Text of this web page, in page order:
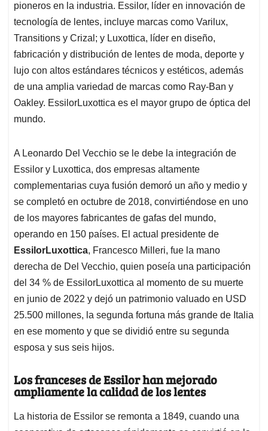
pioneros en la industria. Essilor, líder en innovación de
tecnología de lentes, incluye marcas como Varilux,
Transitions y Crizal; y Luxottica, líder en diseño,
fabricación y distribución de lentes de moda, deporte y
lujo con altos estándares técnicos y estéticos, además
de una amplia variedad de marcas como Ray-Ban y
Oakley. EssilorLuxottica es el mayor grupo de óptica del
mundo.
A Leonardo Del Vecchio se le debe la integración de
Essilor y Luxottica, dos empresas altamente
complementarias cuya fusión demoró un año y medio y
se completó en octubre de 2018, convirtiéndose en uno
de los mayores fabricantes de gafas del mundo,
operando en 150 países. El actual presidente de
EssilorLuxottica, Francesco Milleri, fue la mano
derecha de Del Vecchio, quien poseía una participación
del 34 % de EssilorLuxottica al momento de su muerte
en junio de 2022 y dejó un patrimonio valuado en USD
25.500 millones, la segunda fortuna más grande de Italia
en ese momento y que se dividió entre su segunda
esposa y sus seis hijos.
Los franceses de Essilor han mejorado
ampliamente la calidad de los lentes
La historia de Essilor se remonta a 1849, cuando una